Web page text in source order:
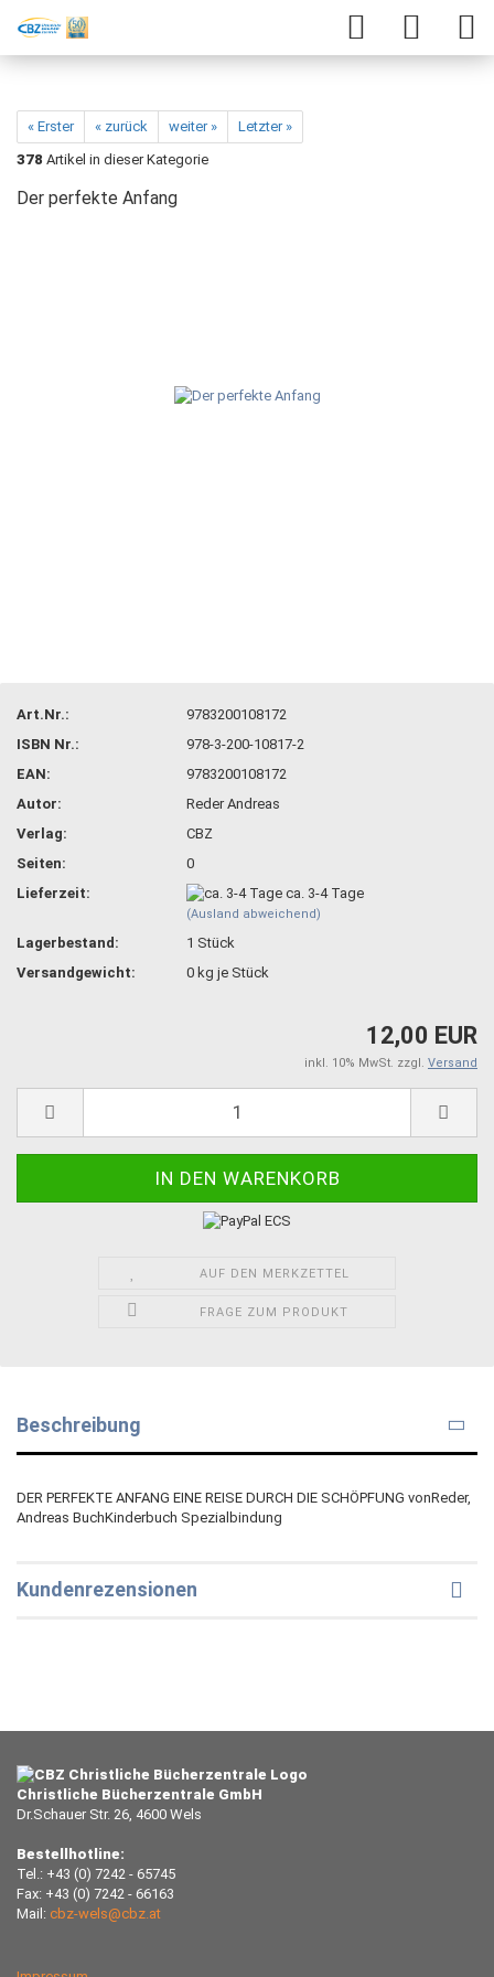
« Erster « zurück weiter »
Letzter »
378 Artikel in dieser Kategorie
Der perfekte Anfang
Art.Nr.:
9783200108172
ISBN Nr.:
978-3-200-10817-2
EAN:
9783200108172
Autor:
Reder Andreas
Verlag:
CBZ
Seiten:
0
Lieferzeit:
ca. 3-4 Tage
(Ausland abweichend)
Lagerbestand: 1 Stück
Versandgewicht:
0 kg je Stück
12,00 EUR
inkl. 10% MwSt. zzgl. Versand
AUF DEN MERKZETTEL
FRAGE ZUM PRODUKT
Beschreibung
DER PERFEKTE ANFANG EINE REISE DURCH DIE SCHÖPFUNG vonReder,
Andreas BuchKinderbuch Spezialbindung
Kundenrezensionen
Christliche Bücherzentrale GmbH
Dr.Schauer Str. 26, 4600 Wels
Bestellhotline:
Tel.: +43 (0) 7242 - 65745
Fax: +43 (0) 7242 - 66163
Mail: cbz-wels@cbz.at